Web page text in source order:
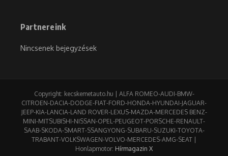
Partnereink
Nincsenek bejegyzések
Copyright: kecskemetauto.hu | ALFA ROMEO-AUDI-BMW-
CITROEN-DACIA-DODGE-FIAT-FORD-HONDA-HYUNDAI-JAGUAR-
JEEP-KIA-LANCIA-LAND ROVER-LEXUS-MAZDA-MERCEDES BENZ-
MINI-MITSUBISHI-NISSAN-OPEL-PEUGEOT-PORSCHE-RENAULT-
SAAB-SKODA-SMART-SSANGYONG-SUBARU-SUZUKI-TOYOTA-
TRABANT-VOLKSWAGEN-VOLVO-MERCEDES-AMG-SEAT |
Honlapmotor: Hírmagazin X